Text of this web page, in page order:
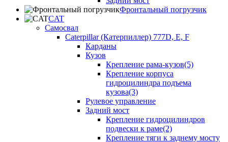
Фронтальный погрузчик
CAT
Самосвал
Caterpillar (Катерпиллер) 777D, E, F
Карданы
Кузов
Крепление рама-кузов(5)
Крепление корпуса
гидроцилиндра подъема
кузова(3)
Рулевое управление
Задний мост
Крепление гидроцилиндров
подвески к раме(2)
Крепление тяги к заднему мосту